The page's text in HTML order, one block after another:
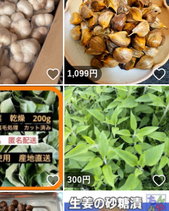
いいね！
1,099円
いいね！
300円